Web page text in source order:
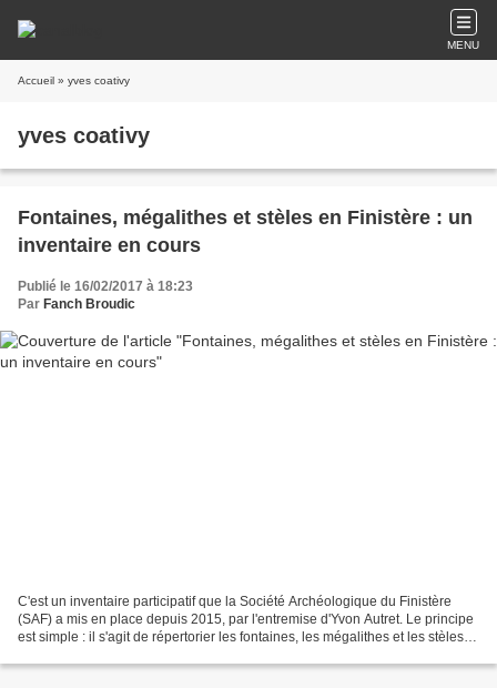
MENU
Accueil » yves coativy
yves coativy
Fontaines, mégalithes et stèles en Finistère : un
inventaire en cours
Publié le 16/02/2017 à 18:23
Par Fanch Broudic
C'est un inventaire participatif que la Société Archéologique du Finistère
(SAF) a mis en place depuis 2015, par l'entremise d'Yvon Autret. Le principe
est simple : il s'agit de répertorier les fontaines, les mégalithes et les stèles